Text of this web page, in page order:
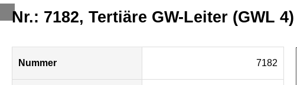
Nr.: 7182, Tertiäre GW-Leiter (GWL 4)
Berlin
Nummer 7182